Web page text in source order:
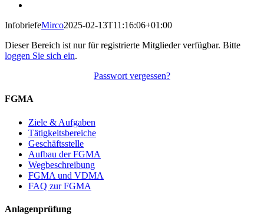
InfobriefeMirco2025-02-13T11:16:06+01:00
Dieser Bereich ist nur für registrierte Mitglieder verfügbar. Bitte
loggen Sie sich ein.
Passwort vergessen?
FGMA
Ziele & Aufgaben
Tätigkeitsbereiche
Geschäftsstelle
Aufbau der FGMA
Wegbeschreibung
FGMA und VDMA
FAQ zur FGMA
Anlagenprüfung